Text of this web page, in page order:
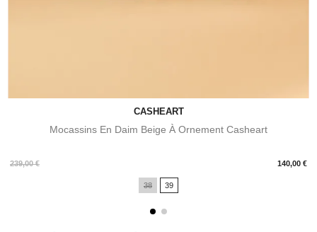
CASHEART
Mocassins En Daim Beige À Ornement Casheart
239,00 € 140,00 €
Prix
38 39